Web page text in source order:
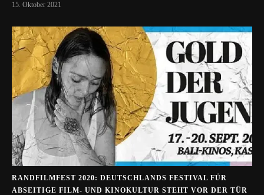
15. Oktober 2021
RANDFILMFEST 2020: DEUTSCHLANDS FESTIVAL FÜR
ABSEITIGE FILM- UND KINOKULTUR STEHT VOR DER TÜR